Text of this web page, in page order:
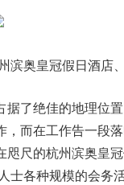
滨奥皇冠假日酒店
据了绝佳的地理位
而在工作告一段
咫尺的杭州滨奥皇
各种规模的会务